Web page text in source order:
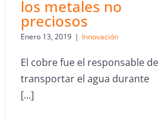
los metales no
preciosos
Enero 13, 2019 | Innovación
El cobre fue el responsable de
transportar el agua durante
[...]